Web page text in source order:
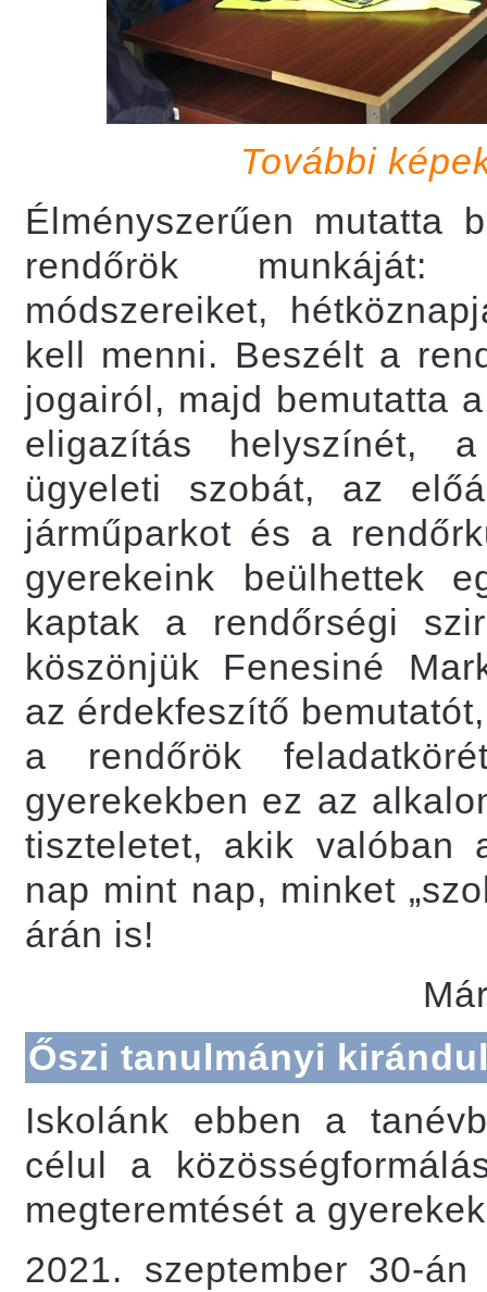
További
Élményszerűen mutatta
rendőrök munkáját:
módszereiket,
kell menni. Beszélt a
jogairól, majd bemutatta
eligazítás helyszínét,
ügyeleti szobát, az
járműparkot és a
gyerekeink beülhettek
kaptak a rendőrségi
köszönjük Fenesiné
az érdekfeszítő
a rendőrök
gyerekekben ez az
tiszteletet, akik valóban
nap mint nap, minket
árán is!
Őszi tanulmányi
Iskolánk ebben a
célul a
megteremtését a
2021. szeptember 30-